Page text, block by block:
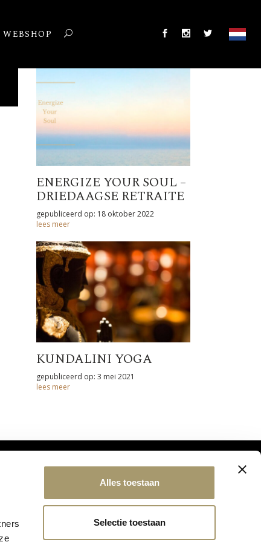
Alles toestaan
Selectie toestaan
WEBSHOP
ENERGIZE YOUR SOUL –
DRIEDAAGSE RETRAITE
gepubliceerd op: 18 oktober 2022
lees meer
KUNDALINI YOGA
gepubliceerd op: 3 mei 2021
lees meer